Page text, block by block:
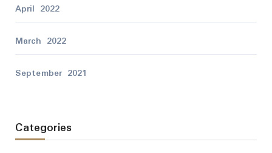
April 2022
March 2022
September 2021
Categories